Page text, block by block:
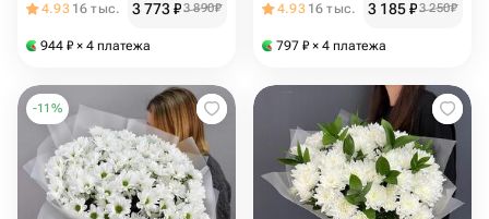
4.93 16 тыс. 3 773₽3 890₽
944 ₽ × 4 платежа
4.93 16 тыс. 3 185₽3 250₽
797 ₽ × 4 платежа
-11 %